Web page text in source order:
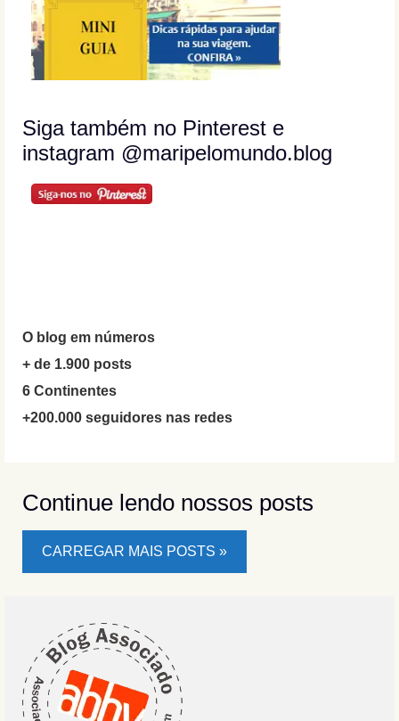
Siga também no Pinterest e
instagram @maripelomundo.blog
O blog em números
+ de 1.900 posts
6 Continentes
+200.000 seguidores nas redes
Continue lendo nossos posts
CARREGAR MAIS POSTS »